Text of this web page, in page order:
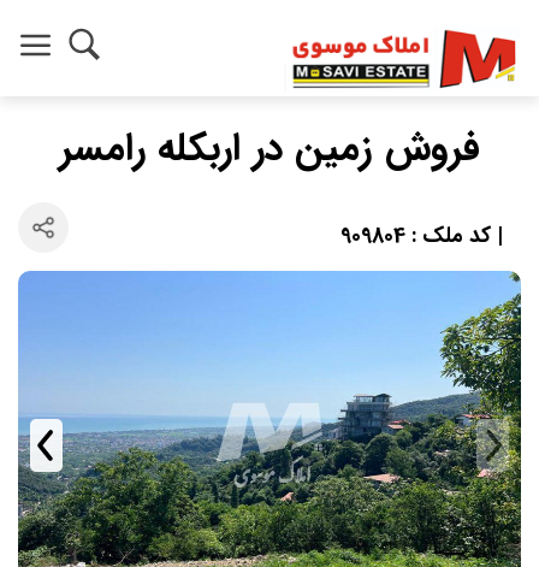
فروش زمین در اربکله رامسر
| کد ملک : 909804